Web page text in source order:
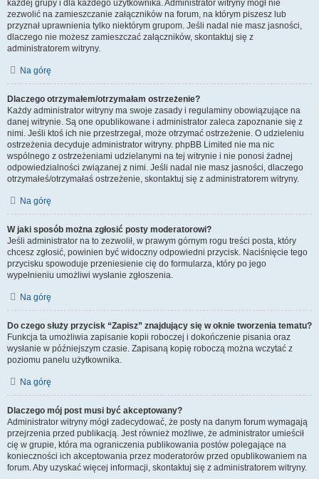
każdej grupy i dla każdego użytkownika. Administrator witryny mógł nie
zezwolić na zamieszczanie załączników na forum, na którym piszesz lub
przyznał uprawnienia tylko niektórym grupom. Jeśli nadal nie masz jasności,
dlaczego nie możesz zamieszczać załączników, skontaktuj się z
administratorem witryny.
Na górę
Dlaczego otrzymałem/otrzymałam ostrzeżenie?
Każdy administrator witryny ma swoje zasady i regulaminy obowiązujące na
danej witrynie. Są one opublikowane i administrator zaleca zapoznanie się z
nimi. Jeśli ktoś ich nie przestrzegał, może otrzymać ostrzeżenie. O udzieleniu
ostrzeżenia decyduje administrator witryny. phpBB Limited nie ma nic
wspólnego z ostrzeżeniami udzielanymi na tej witrynie i nie ponosi żadnej
odpowiedzialności związanej z nimi. Jeśli nadal nie masz jasności, dlaczego
otrzymałeś/otrzymałaś ostrzeżenie, skontaktuj się z administratorem witryny.
Na górę
W jaki sposób można zgłosić posty moderatorowi?
Jeśli administrator na to zezwolił, w prawym górnym rogu treści posta, który
chcesz zgłosić, powinien być widoczny odpowiedni przycisk. Naciśnięcie tego
przycisku spowoduje przeniesienie cię do formularza, który po jego
wypełnieniu umożliwi wysłanie zgłoszenia.
Na górę
Do czego służy przycisk “Zapisz” znajdujący się w oknie tworzenia tematu?
Funkcja ta umożliwia zapisanie kopii roboczej i dokończenie pisania oraz
wysłanie w późniejszym czasie. Zapisaną kopię roboczą można wczytać z
poziomu panelu użytkownika.
Na górę
Dlaczego mój post musi być akceptowany?
Administrator witryny mógł zadecydować, że posty na danym forum wymagają
przejrzenia przed publikacją. Jest również możliwe, że administrator umieścił
cię w grupie, która ma ograniczenia publikowania postów polegające na
konieczności ich akceptowania przez moderatorów przed opublikowaniem na
forum. Aby uzyskać więcej informacji, skontaktuj się z administratorem witryny.